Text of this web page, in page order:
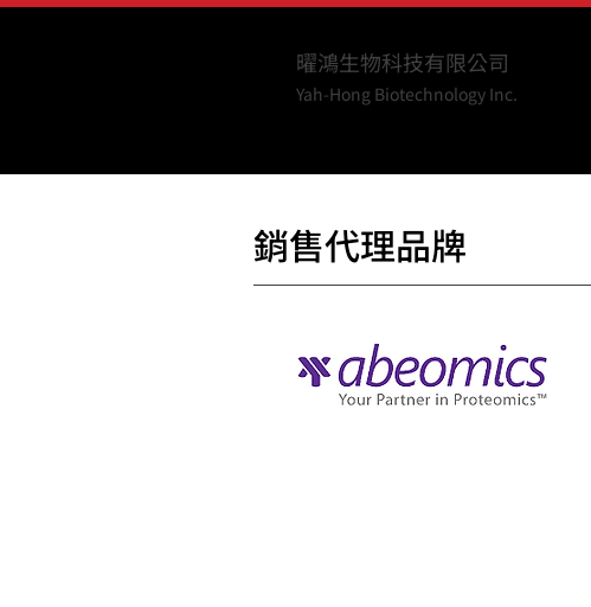
曜鴻生物科技有限公司
Yah-Hong Biotechnology Inc.
銷售代理品牌